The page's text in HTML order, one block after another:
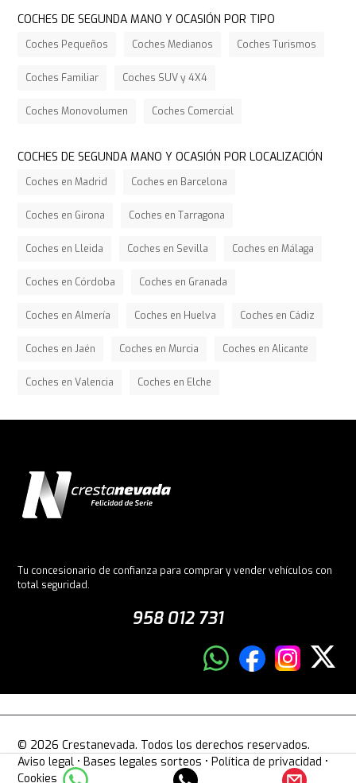
COCHES DE SEGUNDA MANO Y OCASIÓN POR TIPO
Coches Pequeños Coches Medianos Coches Turismos
Coches Familiar Coches SUV y 4X4
Coches Monovolumen Coches Comercial
COCHES DE SEGUNDA MANO Y OCASIÓN POR LOCALIZACIÓN
Coches en Madrid Coches en Barcelona
Coches en Girona Coches en Tarragona
Coches en Lleida Coches en Sevilla Coches en Málaga
Coches en Córdoba Coches en Granada
Coches en Almería Coches en Huelva Coches en Cádiz
Coches en Jaén Coches en Murcia Coches en Alicante
Coches en Valencia Coches en Elche
Tu concesionario de confianza para comprar y vender vehículos con
total seguridad.
958 012 731
© 2026 Crestanevada. Todos los derechos reservados.
Aviso legal •Bases legales sorteos •Política de privacidad •
Cookies